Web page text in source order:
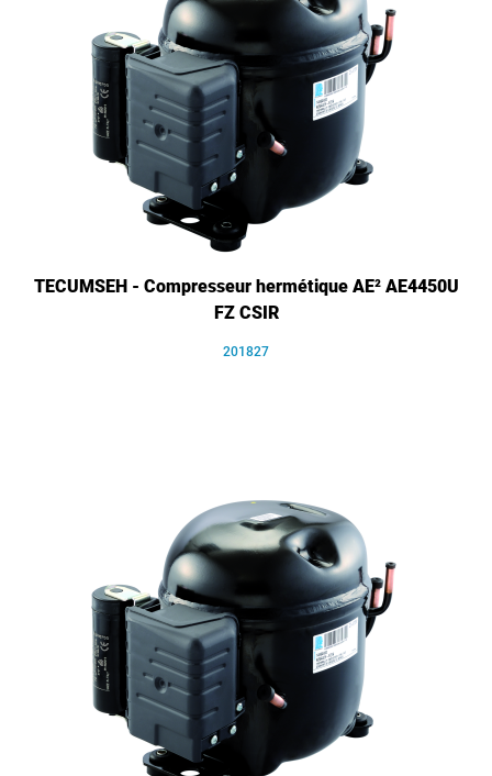
TECUMSEH - Compresseur hermétique AE² AE4450U
FZ CSIR
201827